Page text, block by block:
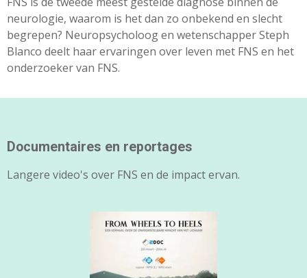
neurologie, waarom is het dan zo onbekend en slecht
begrepen? Neuropsycholoog en wetenschapper Steph
Blanco deelt haar ervaringen over leven met FNS en het
onderzoeker van FNS.
Documentaires en reportages
Langere video's over FNS en de impact ervan.